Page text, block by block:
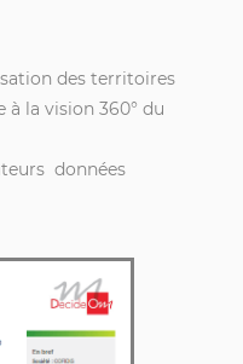
des territoires
à la vision 360° du
données